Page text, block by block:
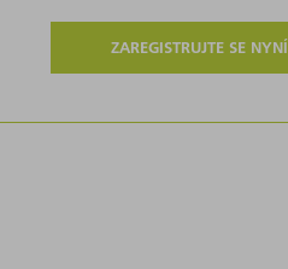
ZAREGISTRUJTE SE NYNÍ